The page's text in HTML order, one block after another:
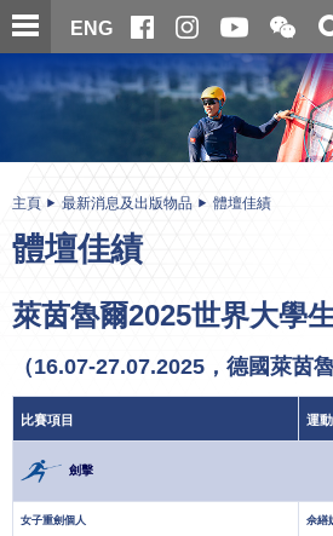
跳
至
內
ENG
開
合
微
信
二
維
碼
内
主頁 最新消息及出版物品 體壇佳績
體壇佳績
萊茵魯爾2025世界大學
（16.07-27.07.2025，德國萊茵魯
比賽項目 運
劍擊
女子重劍個人 佘繕